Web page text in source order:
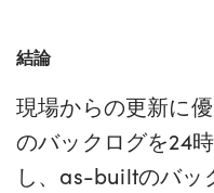
結論
現場からの更新に
のバックログを24
し、as-builtのバッ